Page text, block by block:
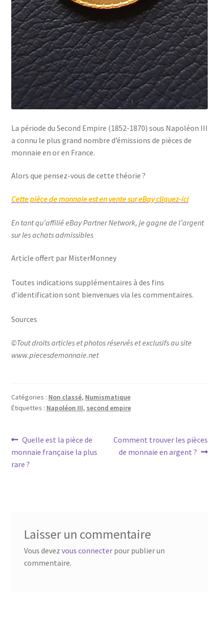
La période du Second Empire (1852-1870) sous Napoléon III
a connu le plus grand nombre d’émissions de pièces de
monnaie en or en France.
Alors que pensez-vous de cette théorie ?
Cette pièce de monnaie est en vente sur eBay cliquez-ici
En tant qu’affilié eBay Partner Network, je gagne de l’argent
sur les achats admissibles
Article offert par MisterMonney
Toutes indications supplémentaires à des fins
d’identification sont bienvenues via les commentaires.
Sources
©Tout droits articles et photos réservés et exclusifs au site
www.piecesdemonnaie.net
Catégories : Non classé, Numismatique
Étiquettes : Napoléon III, second empire
Quelle est la pièce de
monnaie française la plus
rare ?
Comment trouver les pièces
de monnaie en argent ?
Laisser un commentaire
Vous devez vous connecterpour publier un
commentaire.